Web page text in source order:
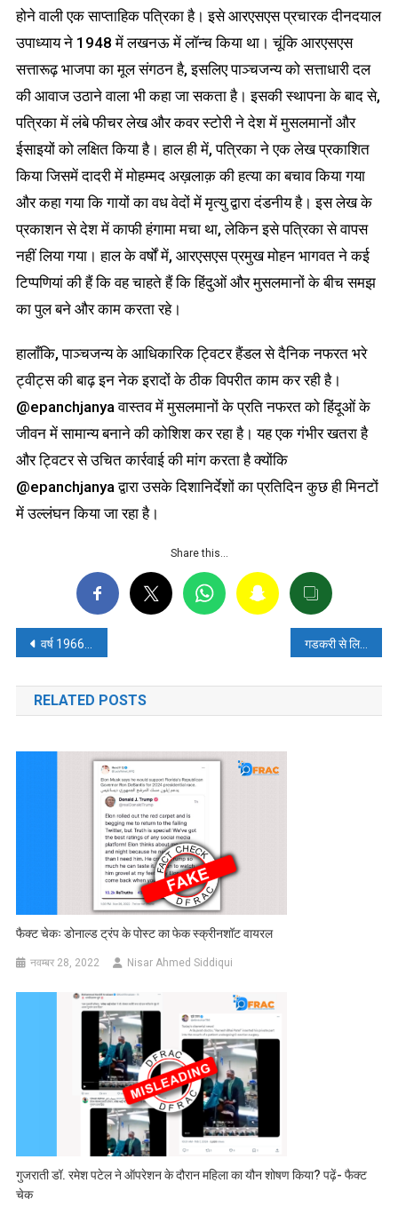
होने वाली एक साप्ताहिक पत्रिका है। इसे आरएसएस प्रचारक दीनदयाल
उपाध्याय ने 1948 में लखनऊ में लॉन्च किया था। चूंकि आरएसएस
सत्तारूढ़ भाजपा का मूल संगठन है, इसलिए पाञ्चजन्य को सत्ताधारी दल
की आवाज उठाने वाला भी कहा जा सकता है। इसकी स्थापना के बाद से,
पत्रिका में लंबे फीचर लेख और कवर स्टोरी ने देश में मुसलमानों और
ईसाइयों को लक्षित किया है। हाल ही में, पत्रिका ने एक लेख प्रकाशित
किया जिसमें दादरी में मोहम्मद अख़लाक़ की हत्या का बचाव किया गया
और कहा गया कि गायों का वध वेदों में मृत्यु द्वारा दंडनीय है। इस लेख के
प्रकाशन से देश में काफी हंगामा मचा था, लेकिन इसे पत्रिका से वापस
नहीं लिया गया। हाल के वर्षों में, आरएसएस प्रमुख मोहन भागवत ने कई
टिप्पणियां की हैं कि वह चाहते हैं कि हिंदुओं और मुसलमानों के बीच समझ
का पुल बने और काम करता रहे।
हालाँकि, पाञ्चजन्य के आधिकारिक ट्विटर हैंडल से दैनिक नफरत भरे
ट्वीट्स की बाढ़ इन नेक इरादों के ठीक विपरीत काम कर रही है।
@epanchjanya वास्तव में मुसलमानों के प्रति नफरत को हिंदूओं के
जीवन में सामान्य बनाने की कोशिश कर रहा है। यह एक गंभीर खतरा है
और ट्विटर से उचित कार्रवाई की मांग करता है क्योंकि
@epanchjanya द्वारा उसके दिशानिर्देशों का प्रतिदिन कुछ ही मिनटों
में उल्लंघन किया जा रहा है।
Share this…
पोस्ट
नेविगेशन
वर्ष 1966 में इंदिरा गांधी ने करवाई थी 5000 साधुओं की हत्या? पढ़ें- फैक्ट चेक गडकरी से लिखित रूप में ‘माफी’ मांगने पहुंचे केजरीवाल? पढ़ें, फ़ैक्ट-चेक
RELATED POSTS
फैक्ट चेकः डोनाल्ड ट्रंप के पोस्ट का फेक स्क्रीनशॉट वायरल
नवम्बर 28, 2022 Nisar Ahmed Siddiqui
गुजराती डॉ. रमेश पटेल ने ऑपरेशन के दौरान महिला का यौन शोषण किया? पढ़ें- फैक्ट
चेक